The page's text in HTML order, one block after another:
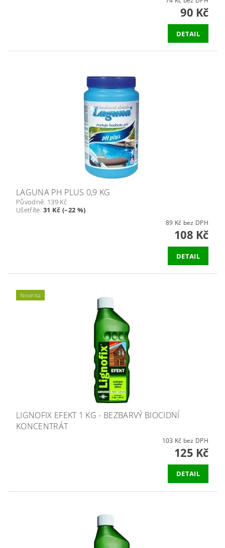
90 Kč
DETAIL
LAGUNA PH PLUS 0,9 KG
Původně: 139 Kč
Ušetříte:31 Kč (–22 %)
89 Kč bez DPH
108 Kč
DETAIL
Novinka
LIGNOFIX EFEKT 1 KG - BEZBARVÝ BIOCIDNÍ
KONCENTRÁT
103 Kč bez DPH
125 Kč
DETAIL